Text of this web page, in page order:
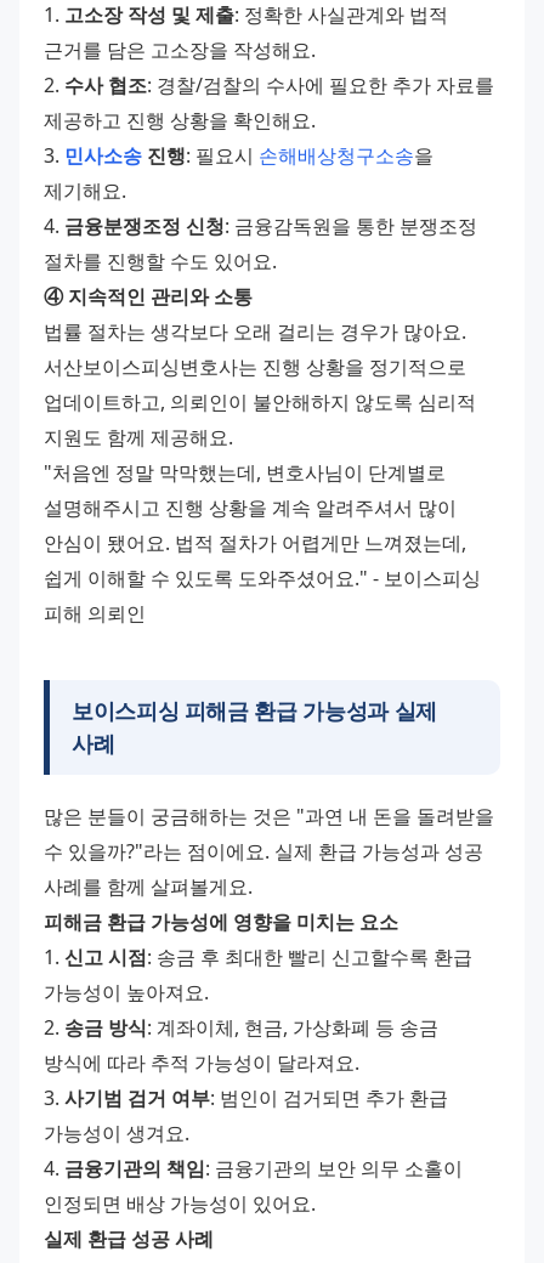
1. 고소장 작성 및 제출: 정확한 사실관계와 법적
근거를 담은 고소장을 작성해요.
2. 수사 협조: 경찰/검찰의 수사에 필요한 추가 자료를
제공하고 진행 상황을 확인해요.
3. 민사소송 진행: 필요시 손해배상청구소송을
제기해요.
4. 금융분쟁조정 신청: 금융감독원을 통한 분쟁조정
절차를 진행할 수도 있어요.
④ 지속적인 관리와 소통
법률 절차는 생각보다 오래 걸리는 경우가 많아요.
서산보이스피싱변호사는 진행 상황을 정기적으로
업데이트하고, 의뢰인이 불안해하지 않도록 심리적
지원도 함께 제공해요.
"처음엔 정말 막막했는데, 변호사님이 단계별로
설명해주시고 진행 상황을 계속 알려주셔서 많이
안심이 됐어요. 법적 절차가 어렵게만 느껴졌는데,
쉽게 이해할 수 있도록 도와주셨어요." - 보이스피싱
피해 의뢰인
보이스피싱 피해금 환급 가능성과 실제
사례
많은 분들이 궁금해하는 것은 "과연 내 돈을 돌려받을
수 있을까?"라는 점이에요. 실제 환급 가능성과 성공
사례를 함께 살펴볼게요.
피해금 환급 가능성에 영향을 미치는 요소
1. 신고 시점: 송금 후 최대한 빨리 신고할수록 환급
가능성이 높아져요.
2. 송금 방식: 계좌이체, 현금, 가상화폐 등 송금
방식에 따라 추적 가능성이 달라져요.
3. 사기범 검거 여부: 범인이 검거되면 추가 환급
가능성이 생겨요.
4. 금융기관의 책임: 금융기관의 보안 의무 소홀이
인정되면 배상 가능성이 있어요.
실제 환급 성공 사례